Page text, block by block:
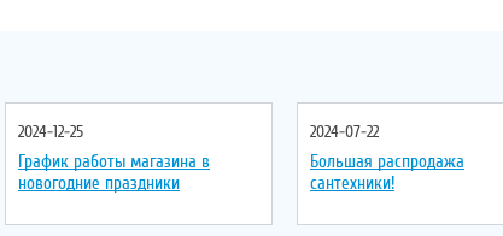
2024-12-25
График работы магазина в
новогодние праздники
2024-07-22
Большая распродажа
сантехники!